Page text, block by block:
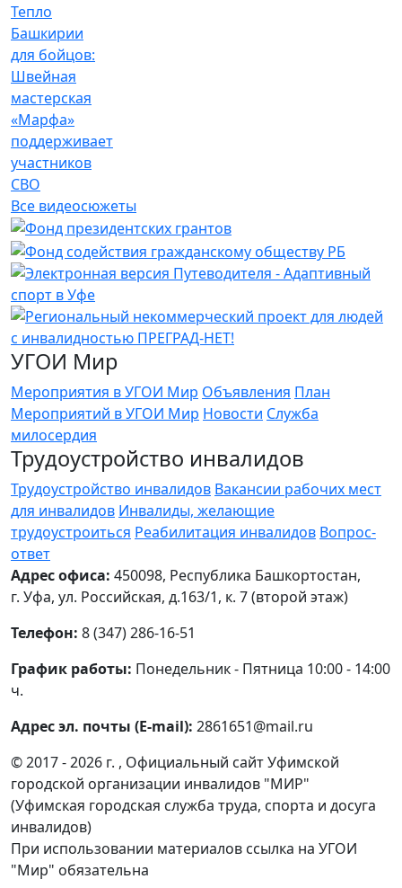
Тепло
Башкирии
для бойцов:
Швейная
мастерская
«Марфа»
поддерживает
участников
СВО
Все видеосюжеты
УГОИ Мир
Мероприятия в УГОИ Мир Объявления План
Мероприятий в УГОИ Мир Новости Служба
милосердия
Трудоустройство инвалидов
Трудоустройство инвалидов Вакансии рабочих мест
для инвалидов Инвалиды, желающие
трудоустроиться Реабилитация инвалидов Вопрос-
ответ
Адрес офиса: 450098, Республика Башкортостан,
г. Уфа, ул. Российская, д.163/1, к. 7 (второй этаж)
Телефон: 8 (347) 286-16-51
График работы: Понедельник - Пятница 10:00 - 14:00
ч.
Адрес эл. почты (E-mail): 2861651@mail.ru
© 2017 - 2026 г. , Официальный сайт Уфимской
городской организации инвалидов "МИР"
(Уфимская городская служба труда, спорта и досуга
инвалидов)
При использовании материалов ссылка на УГОИ
"Мир" обязательна